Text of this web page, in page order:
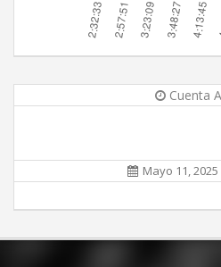
Cuenta
Mayo 11, 2025